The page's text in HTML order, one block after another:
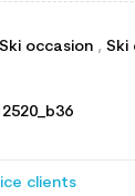
Ski occasion , Ski
clients